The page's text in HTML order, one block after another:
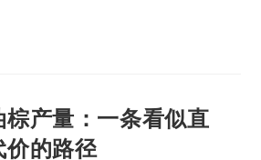
产量：一条看似直
的路径